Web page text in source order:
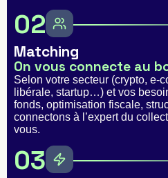
02
Matching
On vous connecte au
Selon votre secteur (crypto, e-
libérale, startup…) et vos
fonds, optimisation fiscale,
connectons à l’expert du
vous.
03